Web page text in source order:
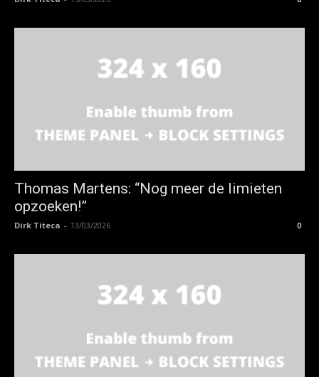
Thomas Martens: “Nog meer de limieten
opzoeken!”
Dirk Titeca - 13/03/2026 0